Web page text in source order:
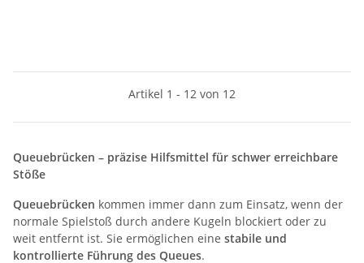
Artikel 1 - 12 von 12
Queuebrücken – präzise Hilfsmittel für schwer erreichbare
Stöße
Queuebrücken kommen immer dann zum Einsatz, wenn der
normale Spielstoß durch andere Kugeln blockiert oder zu
weit entfernt ist. Sie ermöglichen eine stabile und
kontrollierte Führung des Queues.